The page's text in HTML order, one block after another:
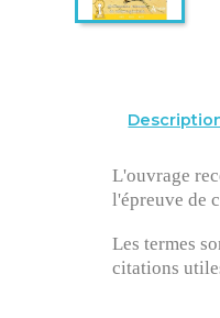
L'ouvrage
l'épreuve de
Les termes
citations